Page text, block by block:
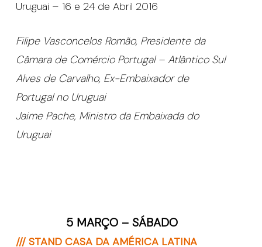
Uruguai – 16 e 24 de Abril 2016
Filipe Vasconcelos Romão, Presidente da
Câmara de Comércio Portugal – Atlântico Sul
Alves de Carvalho, Ex-Embaixador de
Portugal no Uruguai
Jaime Pache, Ministro da Embaixada do
Uruguai
5 MARÇO – SÁBADO
/// STAND CASA DA AMÉRICA LATINA